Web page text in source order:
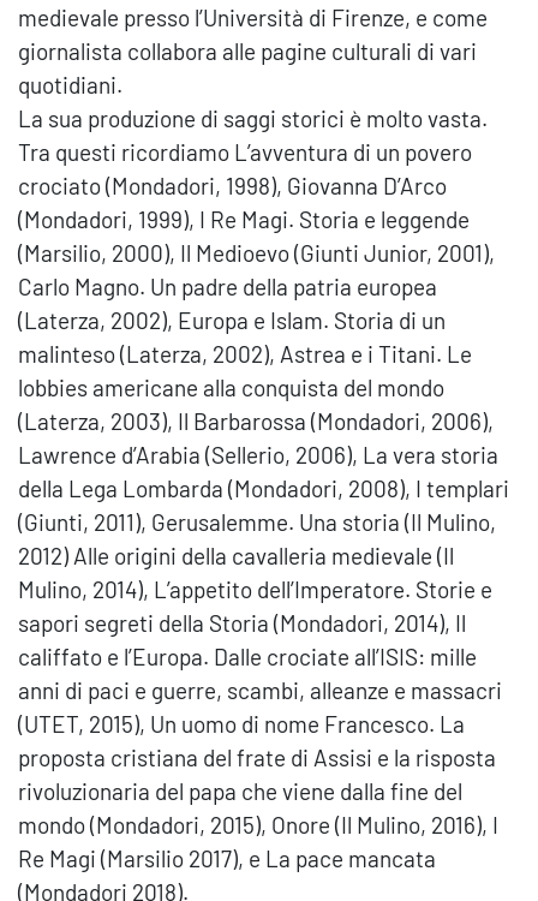
medievale presso l’Università di Firenze, e come
giornalista collabora alle pagine culturali di vari
quotidiani.
La sua produzione di saggi storici è molto vasta.
Tra questi ricordiamo L’avventura di un povero
crociato (Mondadori, 1998), Giovanna D’Arco
(Mondadori, 1999), I Re Magi. Storia e leggende
(Marsilio, 2000), Il Medioevo (Giunti Junior, 2001),
Carlo Magno. Un padre della patria europea
(Laterza, 2002), Europa e Islam. Storia di un
malinteso (Laterza, 2002), Astrea e i Titani. Le
lobbies americane alla conquista del mondo
(Laterza, 2003), Il Barbarossa (Mondadori, 2006),
Lawrence d’Arabia (Sellerio, 2006), La vera storia
della Lega Lombarda (Mondadori, 2008), I templari
(Giunti, 2011), Gerusalemme. Una storia (Il Mulino,
2012) Alle origini della cavalleria medievale (Il
Mulino, 2014), L’appetito dell’Imperatore. Storie e
sapori segreti della Storia (Mondadori, 2014), Il
califfato e l’Europa. Dalle crociate all’ISIS: mille
anni di paci e guerre, scambi, alleanze e massacri
(UTET, 2015), Un uomo di nome Francesco. La
proposta cristiana del frate di Assisi e la risposta
rivoluzionaria del papa che viene dalla fine del
mondo (Mondadori, 2015), Onore (Il Mulino, 2016), I
Re Magi (Marsilio 2017), e La pace mancata
(Mondadori 2018).